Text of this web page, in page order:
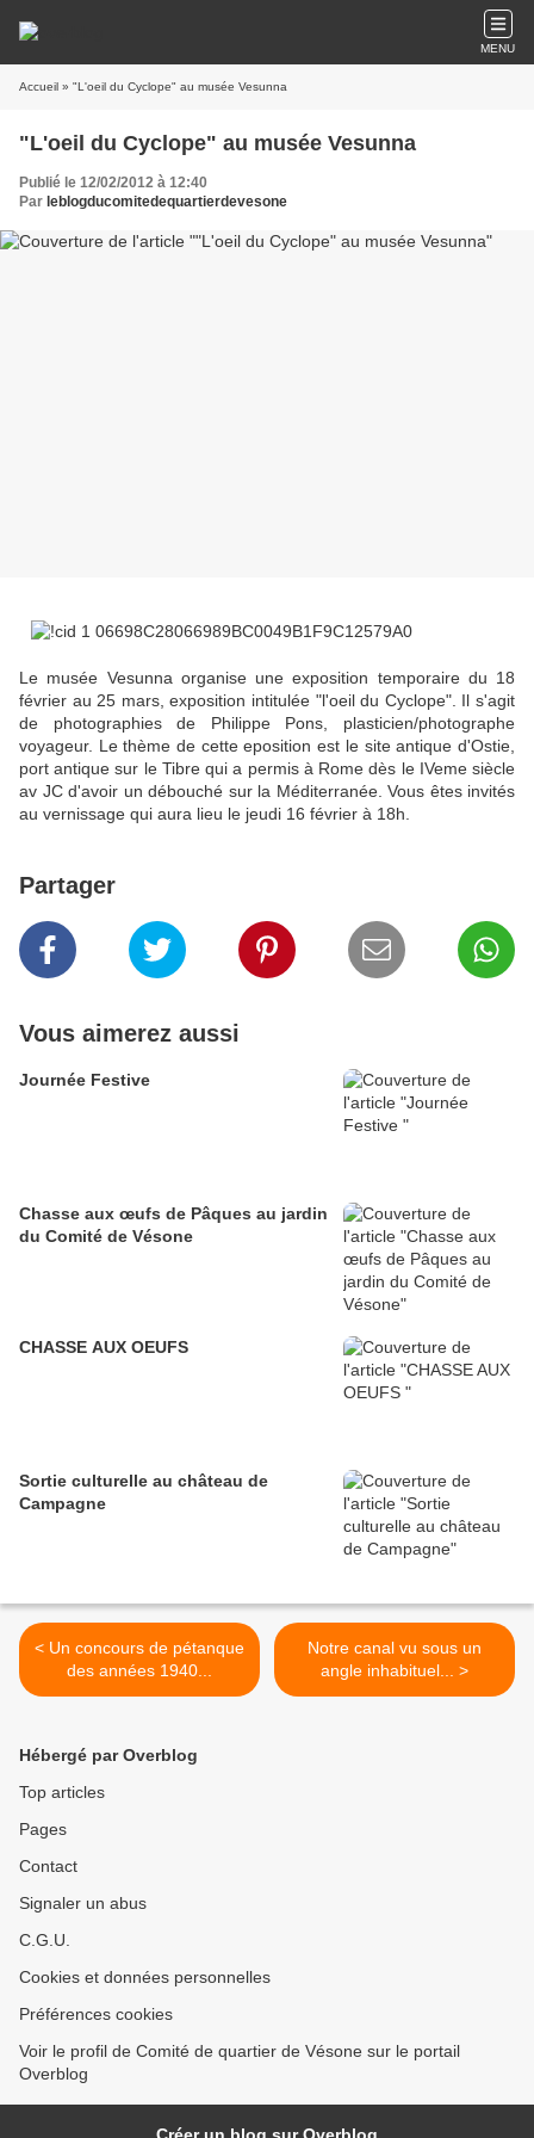
MENU
Accueil » "L'oeil du Cyclope" au musée Vesunna
"L'oeil du Cyclope" au musée Vesunna
Publié le 12/02/2012 à 12:40
Par leblogducomitedequartierdevesone
Le musée Vesunna organise une exposition temporaire du 18
février au 25 mars, exposition intitulée "l'oeil du Cyclope". Il s'agit
de photographies de Philippe Pons, plasticien/photographe
voyageur. Le thème de cette eposition est le site antique d'Ostie,
port antique sur le Tibre qui a permis à Rome dès le IVeme siècle
av JC d'avoir un débouché sur la Méditerranée. Vous êtes invités
au vernissage qui aura lieu le jeudi 16 février à 18h.
Partager
Vous aimerez aussi
Journée Festive
Chasse aux œufs de Pâques au jardin
du Comité de Vésone
CHASSE AUX OEUFS
Sortie culturelle au château de
Campagne
< Un concours de pétanque
des années 1940...
Notre canal vu sous un
angle inhabituel... >
Hébergé par Overblog
Top articles
Pages
Contact
Signaler un abus
C.G.U.
Cookies et données personnelles
Préférences cookies
Voir le profil de Comité de quartier de Vésone sur le portail
Overblog